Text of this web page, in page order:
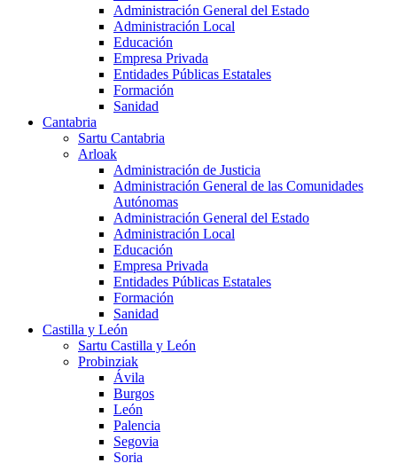
Administración General del Estado
Administración Local
Educación
Empresa Privada
Entidades Públicas Estatales
Formación
Sanidad
Cantabria
Sartu Cantabria
Arloak
Administración de Justicia
Administración General de las Comunidades
Autónomas
Administración General del Estado
Administración Local
Educación
Empresa Privada
Entidades Públicas Estatales
Formación
Sanidad
Castilla y León
Sartu Castilla y León
Probinziak
Ávila
Burgos
León
Palencia
Segovia
Soria